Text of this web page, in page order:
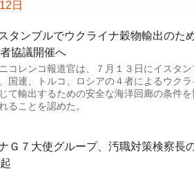
日
タンブルでウクライナ穀物輸出のた
協議開催へ
コレンコ報道官は、７月１３日にイスタン
国連、トルコ、ロシアの４者によるウクラ
て輸出するための安全な海洋回廊の条件を
ることを認めた。
Ｇ７大使グループ、汚職対策検察長